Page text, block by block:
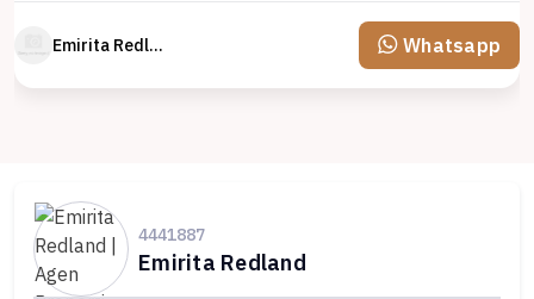
Emirita Redland Whatsapp
4441887
Emirita Redland